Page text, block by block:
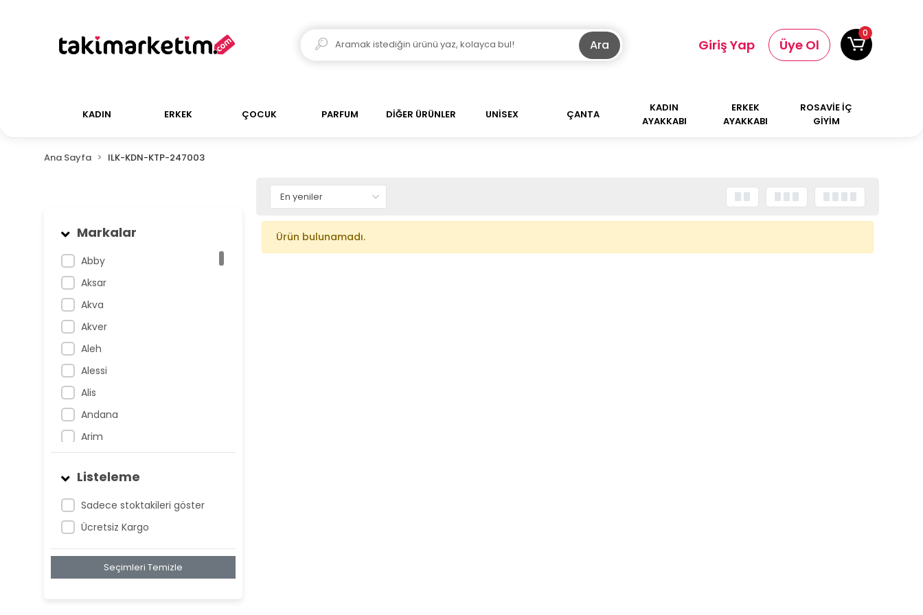
Ara Giriş Yap Üye Ol
0
KADIN ERKEK ÇOCUK PARFUM DİĞER ÜRÜNLER UNİSEX ÇANTA
KADIN
AYAKKABI
ERKEK
AYAKKABI
ROSAVİE İÇ
GİYİM
Ana Sayfa ILK-KDN-KTP-247003
Markalar
Abby
Aksar
Akva
Akver
Aleh
Alessi
Alis
Andana
Arim
Atnis
Belan
Belay
Birta
Listeleme
Sadece stoktakileri göster
Ücretsiz Kargo
Seçimleri Temizle
Ürün bulunamadı.